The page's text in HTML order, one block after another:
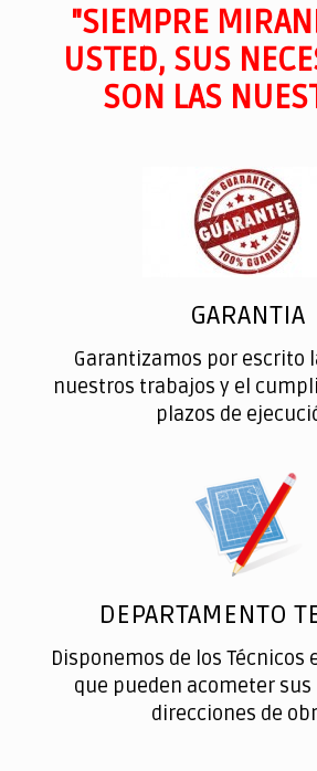
"SIEMPRE
USTED, SUS
SON LAS
GARANTIA
Garantizamos por escrito
nuestros trabajos y el
plazos de
DEPARTAMENTO
Disponemos de los Técnicos
que pueden acometer
direcciones de